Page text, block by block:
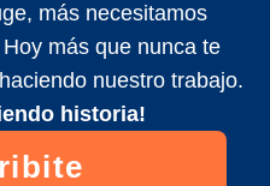
más necesitamos
más que nunca te
nuestro trabajo.
historia!